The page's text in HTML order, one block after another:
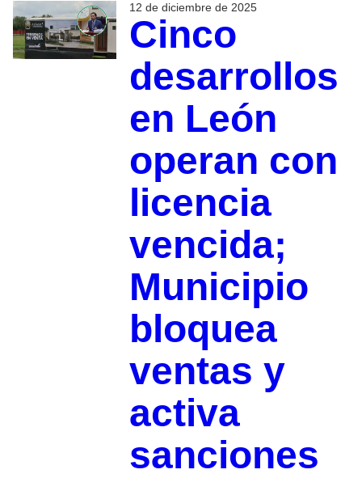
12 de diciembre de 2025
Cinco
desarrollos
en León
operan con
licencia
vencida;
Municipio
bloquea
ventas y
activa
sanciones